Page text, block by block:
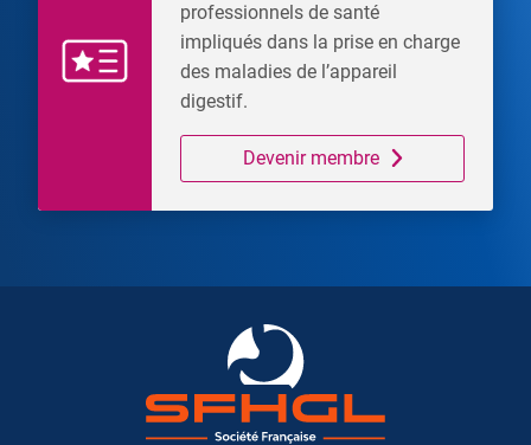
professionnels de santé
impliqués dans la prise en charge
des maladies de l’appareil
digestif.
Devenir membre